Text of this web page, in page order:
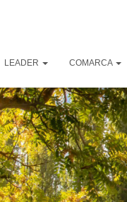
LEADER COMARCA